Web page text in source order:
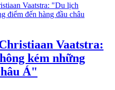
Vaatstra:
kém những
Á"